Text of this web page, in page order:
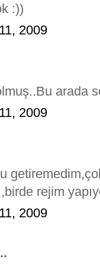
:))
2009
arada
2009
rejim
2009